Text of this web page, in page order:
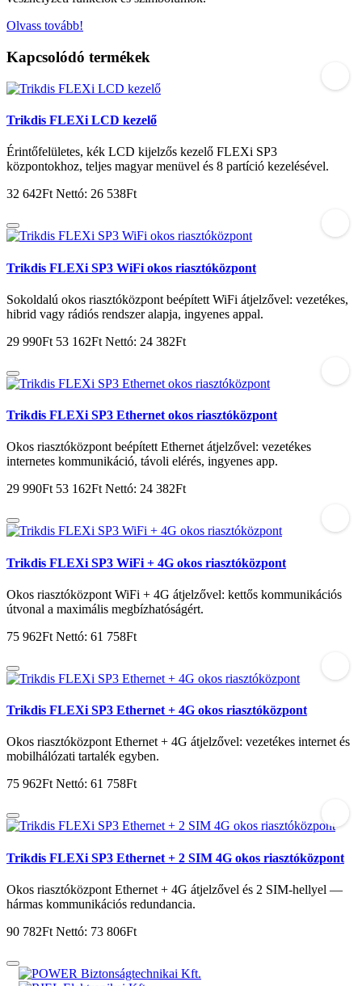
Olvass tovább!
Kapcsolódó termékek
Trikdis FLEXi LCD kezelő
Érintőfelületes, kék LCD kijelzős kezelő FLEXi SP3
központokhoz, teljes magyar menüvel és 8 partíció kezelésével.
32 642Ft Nettó: 26 538Ft
Trikdis FLEXi SP3 WiFi okos riasztóközpont
Sokoldalú okos riasztóközpont beépített WiFi átjelzővel: vezetékes,
hibrid vagy rádiós rendszer alapja, ingyenes appal.
29 990Ft 53 162Ft Nettó: 24 382Ft
Trikdis FLEXi SP3 Ethernet okos riasztóközpont
Okos riasztóközpont beépített Ethernet átjelzővel: vezetékes
internetes kommunikáció, távoli elérés, ingyenes app.
29 990Ft 53 162Ft Nettó: 24 382Ft
Trikdis FLEXi SP3 WiFi + 4G okos riasztóközpont
Okos riasztóközpont WiFi + 4G átjelzővel: kettős kommunikációs
útvonal a maximális megbízhatóságért.
75 962Ft Nettó: 61 758Ft
Trikdis FLEXi SP3 Ethernet + 4G okos riasztóközpont
Okos riasztóközpont Ethernet + 4G átjelzővel: vezetékes internet és
mobilhálózati tartalék egyben.
75 962FtNettó: 61 758Ft
Trikdis FLEXi SP3 Ethernet + 2 SIM 4G okos riasztóközpont
Okos riasztóközpont Ethernet + 4G átjelzővel és 2 SIM-hellyel —
hármas kommunikációs redundancia.
90 782Ft Nettó: 73 806Ft